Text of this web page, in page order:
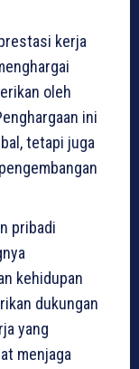
kerja
oleh
ini
tetapi juga
pribadi
kehidupan
dukungan
yang
menjaga